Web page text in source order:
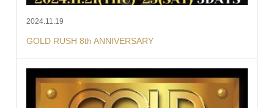
2024.11.19
GOLD RUSH 8th ANNIVERSARY